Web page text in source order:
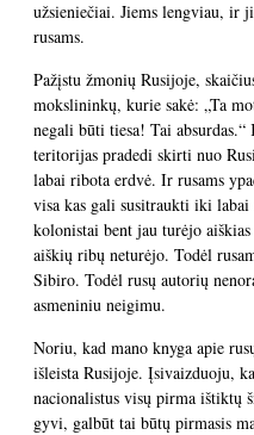
užsieniečiai. Jiems lengviau, ir
rusams.
Pažįstu žmonių Rusijoje,
mokslininkų, kurie sakė: „Ta
negali būti tiesa! Tai absurdas.“
teritorijas pradedi skirti nuo
labai ribota erdvė. Ir rusams
visa kas gali susitraukti iki
kolonistai bent jau turėjo
aiškių ribų neturėjo. Todėl
Sibiro. Todėl rusų autorių
asmeniniu neigimu.
Noriu, kad mano knyga apie
išleista Rusijoje. Įsivaizduoju,
nacionalistus visų pirma ištiktų
gyvi, galbūt tai būtų pirmasis